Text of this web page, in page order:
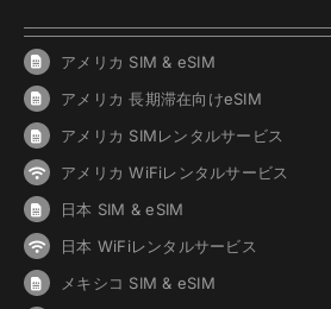
アメリカ SIM & eSIM
アメリカ 長期滞在向けeSIM
アメリカ SIMレンタルサービス
アメリカ WiFiレンタルサービス
日本 SIM & eSIM
日本 WiFiレンタルサービス
メキシコ SIM & eSIM